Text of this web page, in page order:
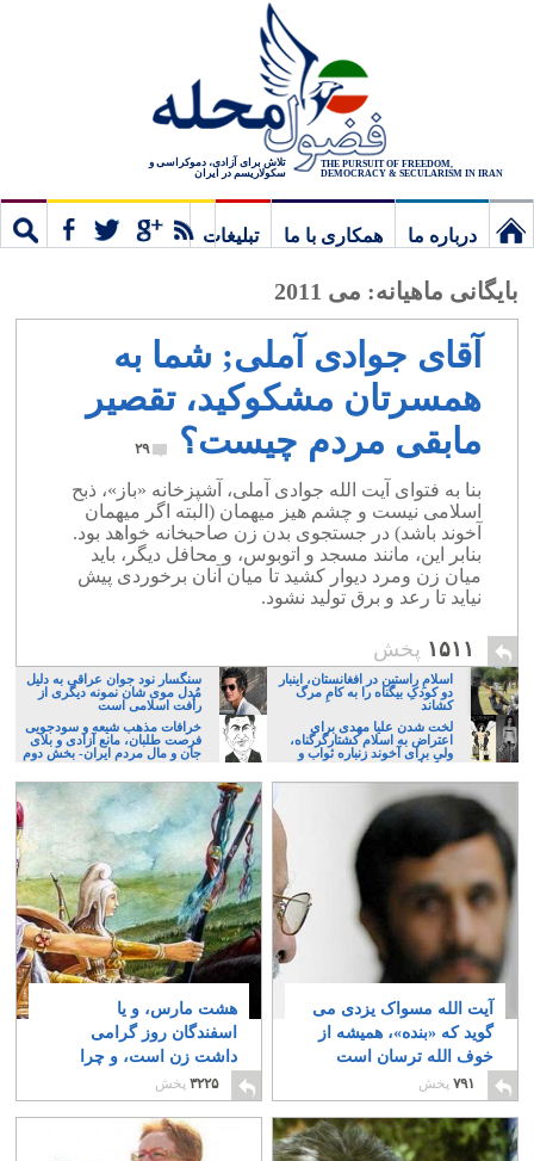
THE PURSUIT OF FREEDOM,
DEMOCRACY & SECULARISM IN IRAN
تلاش برای آزادی، دموکراسی و
سکولاریسم در ایران
درباره ما همکاری با ما
تبلیغات
بایگانی ماهیانه: می 2011
آقای جوادی آملی; شما به
همسرتان مشکوکید، تقصیر
مابقی مردم چیست؟
۲۹
بنا به فتوای آیت الله جوادی آملی، آشپزخانه «باز»، ذبح
اسلامی نیست و چشم هیز میهمان (البته اگر میهمان
آخوند باشد) در جستجوی بدن زن صاحبخانه خواهد بود.
بنابر این، مانند مسجد و اتوبوس، و محافل دیگر، باید
میان زن ومرد دیوار کشید تا میان آنان برخوردی پیش
نیاید تا رعد و برق تولید نشود.
۱۵۱۱ پخش
اسلامِ راستین در افغانستان، اینبار
دو کودکِ بیگناه را به کامِ مرگ
کشاند
سنگسار نود جوان عراقی به دلیل
مُدل موی شان نمونه دیگری از
رأفت اسلامی است
لخت شدن علیا مهدی برای
اعتراض به اسلام کشتارگرگناه،
ولی برای آخوند زنباره ثواب و
تبرک است
خرافات مذهب شیعه و سودجویی
فرصت طلبان، مانع آزادی و بلای
جان و مال مردم ایران- بخش دوم
آیت الله مسواک یزدی می
گوید که «بنده»، همیشه از
خوف الله ترسان است
۷
۷۹۱ پخش
هشت مارس، و یا
اسفندگان روز گرامی
داشت زن است، و چرا
تولد فاطمه زهرا؟
۳۲۲۵ پخش